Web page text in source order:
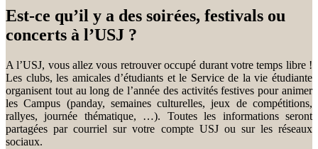
Est-ce qu’il y a des soirées, festivals ou
concerts à l’USJ ?
A l’USJ, vous allez vous retrouver occupé durant votre temps libre !
Les clubs, les amicales d’étudiants et le Service de la vie étudiante
organisent tout au long de l’année des activités festives pour animer
les Campus (panday, semaines culturelles, jeux de compétitions,
rallyes, journée thématique, …). Toutes les informations seront
partagées par courriel sur votre compte USJ ou sur les réseaux
sociaux.